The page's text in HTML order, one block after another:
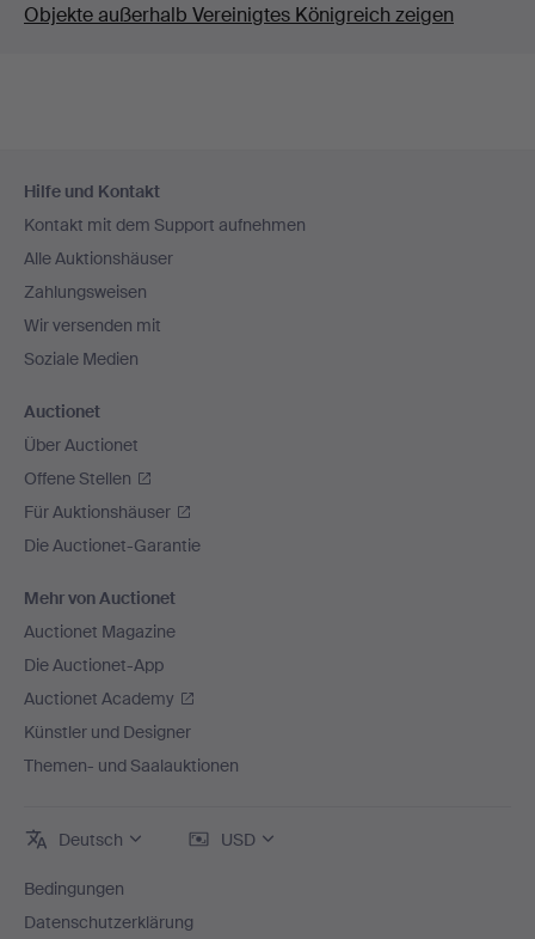
Objekte außerhalb Vereinigtes Königreich zeigen
Navigation
Hilfe und Kontakt
Kontakt mit dem Support aufnehmen
Alle Auktionshäuser
Zahlungsweisen
Wir versenden mit
Soziale Medien
Auctionet
Über Auctionet
Offene Stellen
Für Auktionshäuser
Die Auctionet-Garantie
Mehr von Auctionet
Auctionet Magazine
Die Auctionet-App
Auctionet Academy
Künstler und Designer
Themen- und Saalauktionen
Deutsch USD
Bedingungen
Datenschutzerklärung